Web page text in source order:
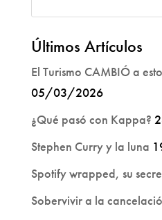
Últimos Artículos
El Turismo CAMBIÓ a
05/03/2026
¿Qué pasó con Kappa?
Stephen Curry y la luna
Spotify wrapped, su
Sobervivir a la